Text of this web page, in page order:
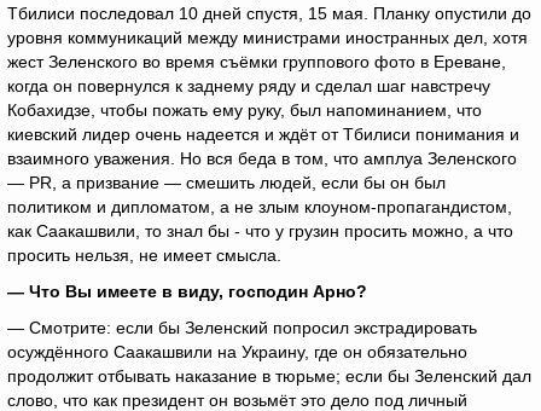
Тбилиси последовал 10 дней спустя, 15 мая. Планку опустили до
уровня коммуникаций между министрами иностранных дел, хотя
жест Зеленского во время съёмки группового фото в Ереване,
когда он повернулся к заднему ряду и сделал шаг навстречу
Кобахидзе, чтобы пожать ему руку, был напоминанием, что
киевский лидер очень надеется и ждёт от Тбилиси понимания и
взаимного уважения. Но вся беда в том, что амплуа Зеленского
— PR, а призвание — смешить людей, если бы он был
политиком и дипломатом, а не злым клоуном-пропагандистом,
как Саакашвили, то знал бы - что у грузин просить можно, а что
просить нельзя, не имеет смысла.
— Что Вы имеете в виду, господин Арно?
— Смотрите: если бы Зеленский попросил экстрадировать
осуждённого Саакашвили на Украину, где он обязательно
продолжит отбывать наказание в тюрьме; если бы Зеленский дал
слово, что как президент он возьмёт это дело под личный